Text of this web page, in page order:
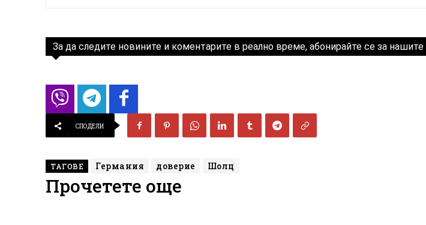
За да следите новините и коментарите в реално време, абонирайте се за нашите
СПОДЕЛИ
ТАГОВЕ Германия доверие Шолц
Прочетете още